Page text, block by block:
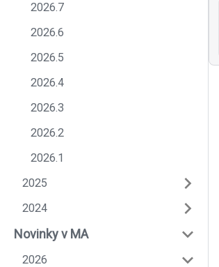
2026.7
2026.6
2026.5
2026.4
2026.3
2026.2
2026.1
2025
2024
Novinky v MA
2026